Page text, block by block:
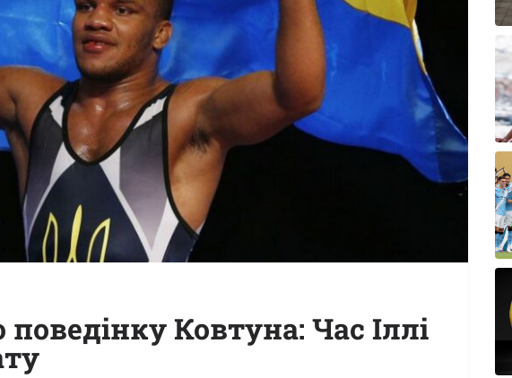
Ковтуна: Час Іллі